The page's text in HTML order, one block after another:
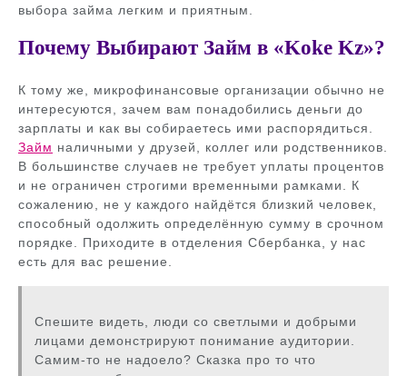
выбора займа легким и приятным.
Почему Выбирают Займ в «Koke Kz»?
К тому же, микрофинансовые организации обычно не
интересуются, зачем вам понадобились деньги до
зарплаты и как вы собираетесь ими распорядиться.
Займ наличными у друзей, коллег или родственников.
В большинстве случаев не требует уплаты процентов
и не ограничен строгими временными рамками. К
сожалению, не у каждого найдётся близкий человек,
способный одолжить определённую сумму в срочном
порядке. Приходите в отделения Сбербанка, у нас
есть для вас решение.
Спешите видеть, люди со светлыми и добрыми
лицами демонстрируют понимание аудитории.
Самим-то не надоело? Сказка про то что